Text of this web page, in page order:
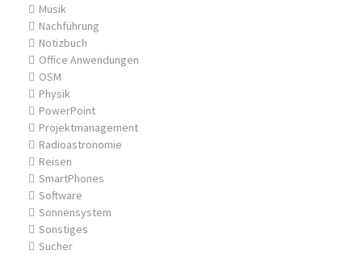
Musik
Nachführung
Notizbuch
Office Anwendungen
OSM
Physik
PowerPoint
Projektmanagement
Radioastronomie
Reisen
SmartPhones
Software
Sonnensystem
Sonstiges
Sucher